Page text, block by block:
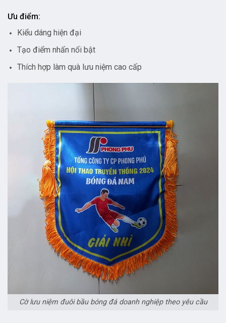
Ưu điểm:
Kiểu dáng hiện đại
Tạo điểm nhấn nổi bật
Thích hợp làm quà lưu niệm cao cấp
Cờ lưu niệm đuôi bầu bóng đá doanh nghiệp theo yêu cầu